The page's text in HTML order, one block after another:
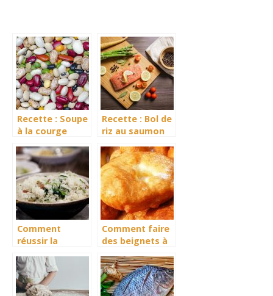
Recette : Soupe
à la courge
haricots blancs
Recette : Bol de
riz au saumon
gingembre et
citron vert
Comment
réussir la
riz ?
Comment faire
des beignets à